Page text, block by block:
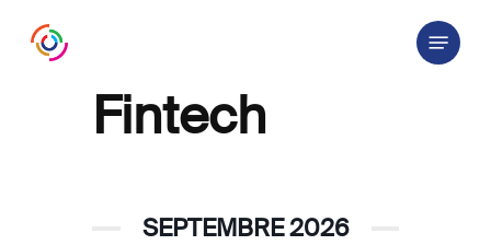
Menu
Fintech
SEPTEMBRE 2026